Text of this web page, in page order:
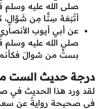
صلى الله عليه
أتْبَعَهُ سِتًّا مِن شَوَّالٍ،
عن أبي أيوب
صلى الله عليه
بستٍّ من شوالَ
درجة حديث الست
لقد ورد هذا الحديث في
في صحيحة روايةً عن